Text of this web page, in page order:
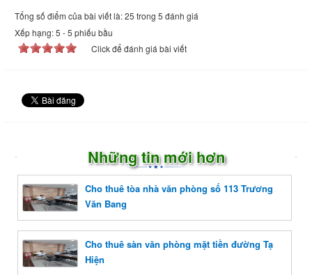
Tổng số điểm của bài viết là: 25 trong 5 đánh giá
Xếp hạng:5 -5 phiếu bầu
Click để đánh giá bài viết
Những tin mới hơn
Cho thuê tòa nhà văn phòng số 113 Trương
Văn Bang
Cho thuê sàn văn phòng mặt tiền đường Tạ
Hiện